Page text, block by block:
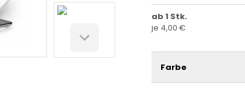
ab 1 Stk.
je 4,00 €
Farbe